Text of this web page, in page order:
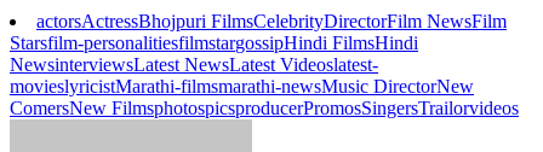
actorsActressBhojpuri FilmsCelebrityDirectorFilm NewsFilm
Starsfilm-personalitiesfilmstargossipHindi FilmsHindi
NewsinterviewsLatest NewsLatest Videoslatest-
movieslyricistMarathi-filmsmarathi-newsMusic DirectorNew
ComersNew FilmsphotospicsproducerPromosSingersTrailorvideos